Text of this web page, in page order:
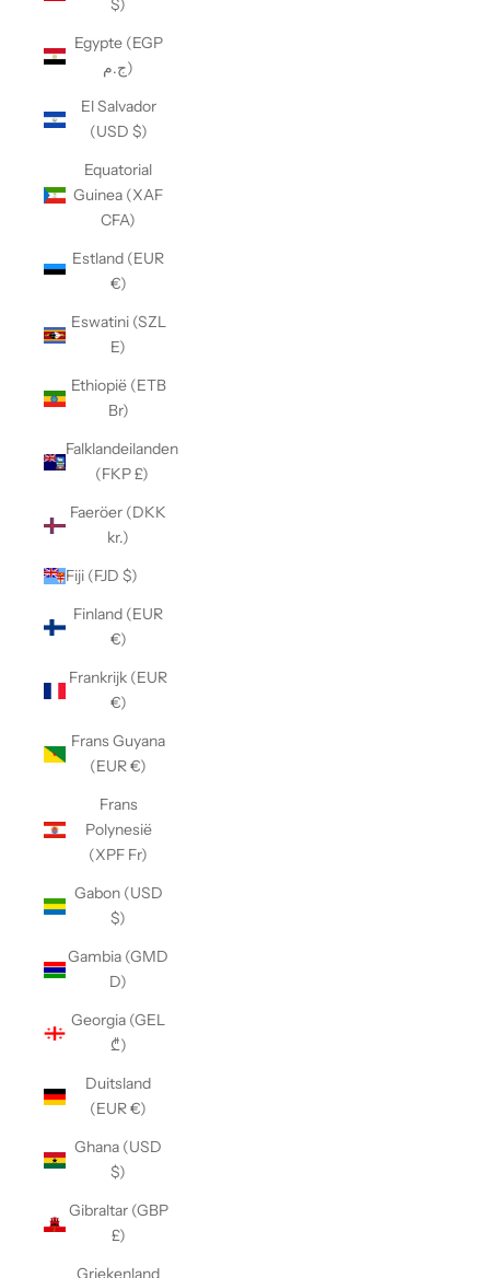
$)
Egypte (EGP
ج.م)
El Salvador
(USD $)
Equatorial
Guinea (XAF
CFA)
Estland (EUR
€)
Eswatini (SZL
E)
Ethiopië (ETB
Br)
Falklandeilanden
(FKP £)
Faeröer (DKK
kr.)
Fiji (FJD $)
Finland (EUR
€)
Frankrijk (EUR
€)
Frans Guyana
(EUR €)
Frans
Polynesië
(XPF Fr)
Gabon (USD
$)
Gambia (GMD
D)
Georgia (GEL
₾)
Duitsland
(EUR €)
Ghana (USD
$)
Gibraltar (GBP
£)
Griekenland